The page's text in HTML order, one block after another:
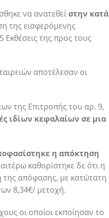
να ανατεθείστην κατά
της εισφερόμενης
Εκθέσεις της προς τους
αποτέλεσαν οι
της Επιτροπής του αρ. 9,
ιδίων κεφαλαίων σε μια
η απόκτηση
καθορίστηκε δε ότι η
της απόφασης, με κατώτατη
8,34€/ μετοχή.
οι οποίοι εκποίησαν το